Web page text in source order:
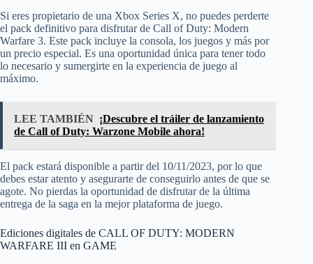
Si eres propietario de una Xbox Series X, no puedes perderte
el pack definitivo para disfrutar de Call of Duty: Modern
Warfare 3. Este pack incluye la consola, los juegos y más por
un precio especial. Es una oportunidad única para tener todo
lo necesario y sumergirte en la experiencia de juego al
máximo.
LEE TAMBIÉN ¡Descubre el tráiler de lanzamiento
de Call of Duty: Warzone Mobile ahora!
El pack estará disponible a partir del 10/11/2023, por lo que
debes estar atento y asegurarte de conseguirlo antes de que se
agote. No pierdas la oportunidad de disfrutar de la última
entrega de la saga en la mejor plataforma de juego.
Ediciones digitales de CALL OF DUTY: MODERN
WARFARE III en GAME